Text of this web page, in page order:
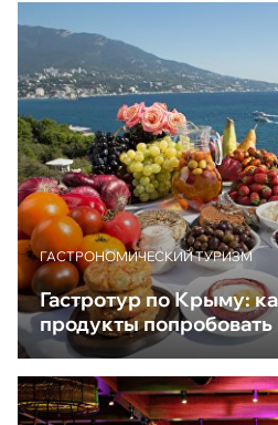
ГАСТРОНОМИЧЕСКИЙ ТУРИЗМ
Гастротур по Крыму:
продукты попробовать